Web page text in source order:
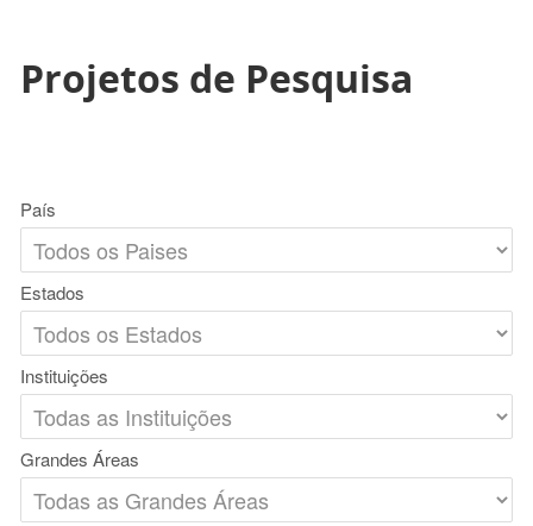
Projetos de Pesquisa
País
Estados
Instituições
Grandes Áreas